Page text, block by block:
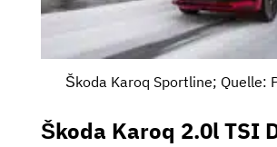
Škoda Karoq Sportline; Quelle:
Škoda Karoq 2.0l TSI